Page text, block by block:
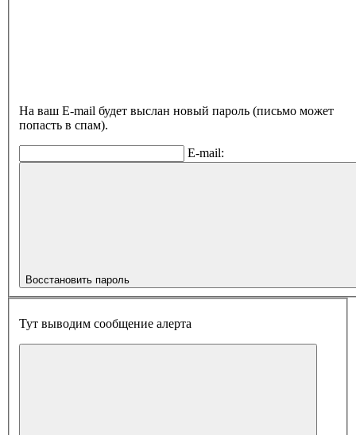
На ваш E-mail будет выслан новый пароль (письмо может
попасть в спам).
E-mail:
Восстановить пароль
Тут выводим сообщение алерта